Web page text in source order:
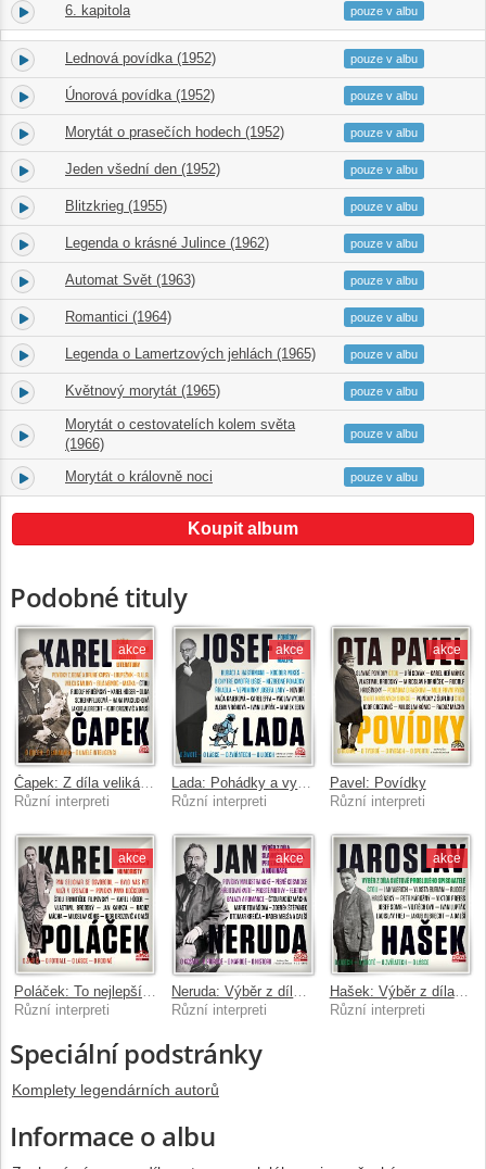
11. 6. kapitola 26:32
pouze v albu
12. Lednová povídka (1952) 08:26
pouze v albu
13. Únorová povídka (1952) 21:33
pouze v albu
14. Morytát o prasečích hodech (1952) 12:14
pouze v albu
15. Jeden všední den (1952) 30:44
pouze v albu
16. Blitzkrieg (1955) 04:38
pouze v albu
17. Legenda o krásné Julince (1962) 39:04
pouze v albu
18. Automat Svět (1963) 22:58
pouze v albu
19. Romantici (1964) 20:02
pouze v albu
20. Legenda o Lamertzových jehlách (1965) 30:40
pouze v albu
21. Květnový morytát (1965) 10:59
pouze v albu
22.
Morytát o cestovatelích kolem světa
(1966)
16:26
pouze v albu
23. Morytát o královně noci 41:44
pouze v albu
Koupit album
Podobné tituly
akce
Různí interpreti
akce
Různí interpreti
akce
Pavel: Povídky
Různí interpreti
akce
Poláček: To nejlepší z díla velkého humoristy
Různí interpreti
akce
Neruda: Výběr z díla slavného básníka, prozaika, kritika a novináře
Různí interpreti
akce
Hašek: Výběr z díla světově proslulého spisovatele
Různí interpreti
Speciální podstránky
Komplety legendárních autorů
Informace o albu